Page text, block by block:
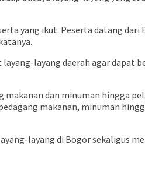
yang ikut. Peserta datang dari
layang daerah agar dapat
dan minuman hingga
makanan, minuman
layang di Bogor sekaligus